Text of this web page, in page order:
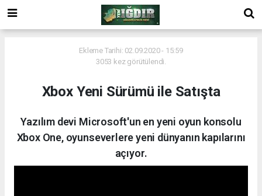
Ekleme Tarihi: 02.09.2020 - 15:59
3053 kez görütülendi.
Xbox Yeni Sürümü ile Satışta
Yazılım devi Microsoft'un en yeni oyun konsolu
Xbox One, oyunseverlere yeni dünyanın kapılarını
açıyor.